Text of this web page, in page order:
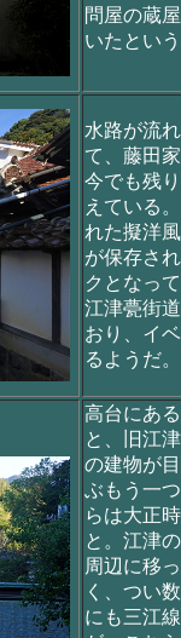
問屋の蔵
いたとい
水路が流
て、藤田
今でも残
えている
れた擬洋
が保存さ
クとなっ
江津甍街
おり、イ
るようだ。
高台にあ
と、旧江
の建物が
ぶもう一
らは大正
と。江津
周辺に移
く、つい
にも三江